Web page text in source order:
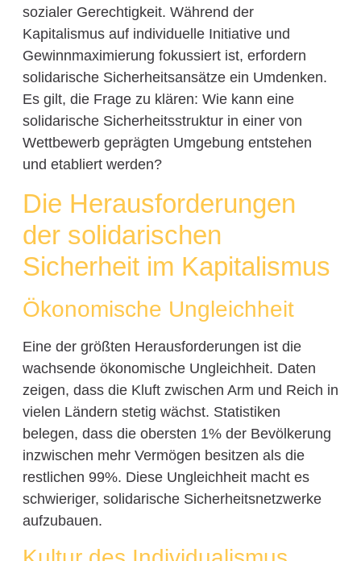
sozialer Gerechtigkeit. Während der
Kapitalismus auf individuelle Initiative und
Gewinnmaximierung fokussiert ist, erfordern
solidarische Sicherheitsansätze ein Umdenken.
Es gilt, die Frage zu klären: Wie kann eine
solidarische Sicherheitsstruktur in einer von
Wettbewerb geprägten Umgebung entstehen
und etabliert werden?
Die Herausforderungen
der solidarischen
Sicherheit im Kapitalismus
Ökonomische Ungleichheit
Eine der größten Herausforderungen ist die
wachsende ökonomische Ungleichheit. Daten
zeigen, dass die Kluft zwischen Arm und Reich in
vielen Ländern stetig wächst. Statistiken
belegen, dass die obersten 1% der Bevölkerung
inzwischen mehr Vermögen besitzen als die
restlichen 99%. Diese Ungleichheit macht es
schwieriger, solidarische Sicherheitsnetzwerke
aufzubauen.